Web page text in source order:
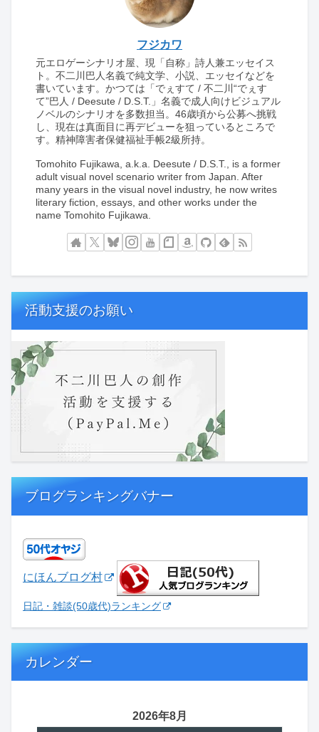
フジカワ
元エロゲーシナリオ屋、現「自称」詩人兼エッセイス
ト。不二川巴人名義で純文学、小説、エッセイなどを
書いています。かつては「でぇすて / 不二川“でぇす
て”巴人 / Deesute / D.S.T.」名義で成人向けビジュアル
ノベルのシナリオを多数担当。46歳頃から公募へ挑戦
し、現在は真面目に再デビューを狙っているところで
す。精神障害者保健福祉手帳2級所持。
Tomohito Fujikawa, a.k.a. Deesute / D.S.T., is a former
adult visual novel scenario writer from Japan. After
many years in the visual novel industry, he now writes
literary fiction, essays, and other works under the
name Tomohito Fujikawa.
活動支援のお願い
ブログランキングバナー
にほんブログ村
日記・雑談(50歳代)ランキング
カレンダー
2026年8月